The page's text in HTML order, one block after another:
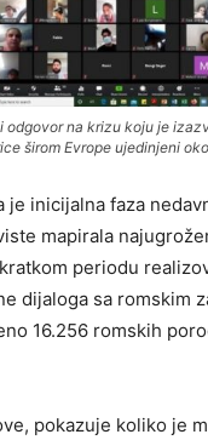
odgovor na krizu koju je
širom Evrope ujedinjeni
je inicijalna faza
mapirala
periodu
dijaloga sa romskim
16.256 romskih
pokazuje koliko je